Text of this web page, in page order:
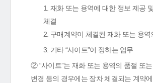
1. 재화 또는 용역에 대한 정보 제공
체결
2. 구매계약이 체결된 재화 또는 용역
3. 기타 “사이트”이 정하는 업무
② “사이트”는 재화 또는 용역의 품절 또
변경 등의 경우에는 장차 체결되는 계약